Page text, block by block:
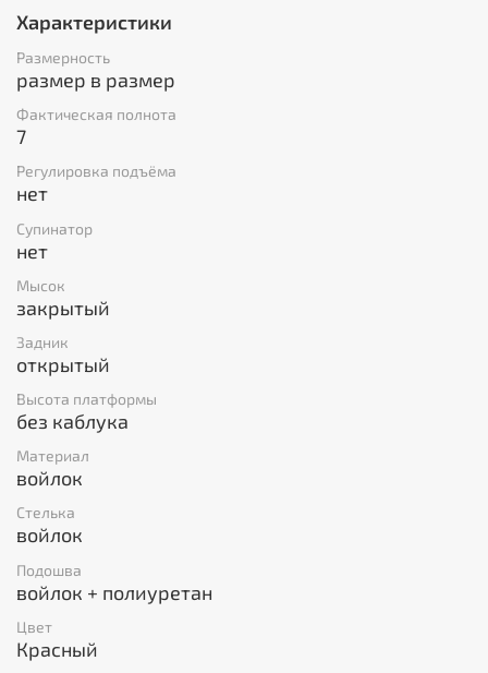
Характеристики
Размерность
размер в размер
Фактическая полнота
7
Регулировка подъёма
нет
Супинатор
нет
Мысок
закрытый
Задник
открытый
Высота платформы
без каблука
Материал
войлок
Стелька
войлок
Подошва
войлок + полиуретан
Цвет
Красный